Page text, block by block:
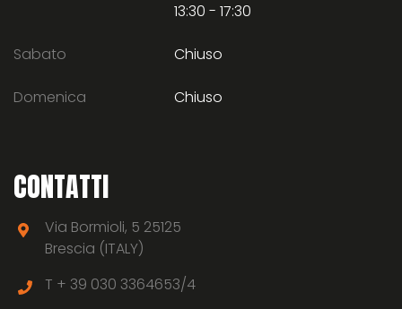
13:30 - 17:30
Sabato Chiuso
Domenica Chiuso
CONTATTI
Via Bormioli, 5 25125
Brescia (ITALY)
T + 39 030 3364653/4